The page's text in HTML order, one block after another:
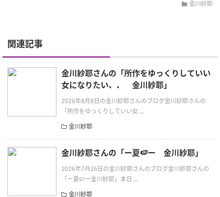
金川紗耶
関連記事
金川紗耶さんの「所作をゆっくりしていい
女になりたい、、 金川紗耶」
2026年8月8日の金川紗耶さんのブログ金川紗耶さんの
「所作をゆっくりしていい女 ...
金川紗耶
金川紗耶さんの「ー夏🍉ー 金川紗耶」
2026年7月26日の金川紗耶さんのブログ金川紗耶さんの
「ー夏🍉ー金川紗耶」本日 ...
金川紗耶